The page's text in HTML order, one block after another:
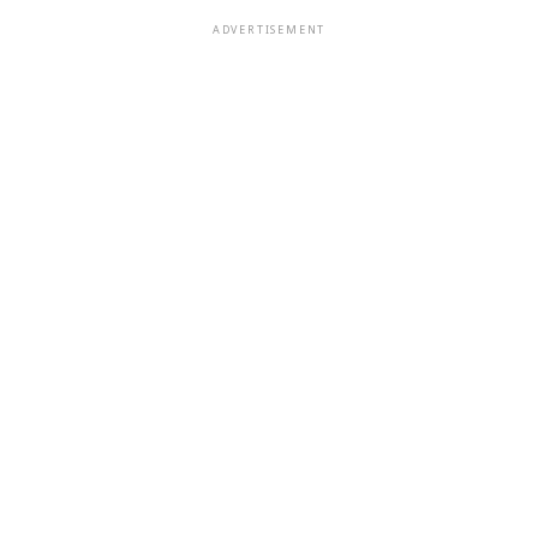
ADVERTISEMENT